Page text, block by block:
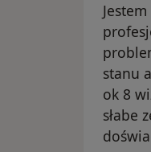
stanu
ok 8
słabe